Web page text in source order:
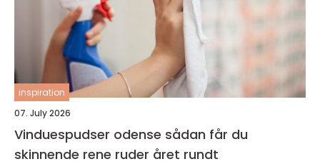
inspiration
07. July 2026
Vinduespudser odense sådan får du
skinnende rene ruder året rundt